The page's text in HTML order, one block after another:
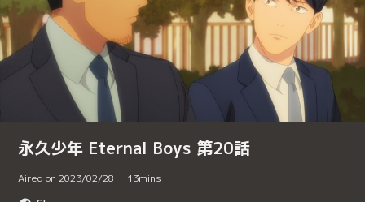
永久少年 Eternal Boys 第20話
Aired on 2023/02/28 13mins